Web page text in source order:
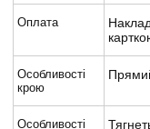
Оплата
Особливості
крою
Особливості